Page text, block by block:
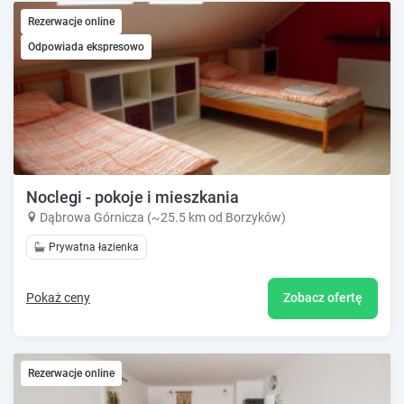
Rezerwacje online
Odpowiada ekspresowo
Noclegi - pokoje i mieszkania
Dąbrowa Górnicza (~25.5 km od Borzyków)
Prywatna łazienka
Pokaż ceny Zobacz ofertę
Rezerwacje online